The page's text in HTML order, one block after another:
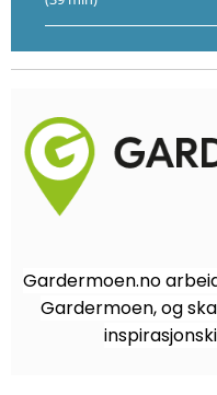
Gardermoen.no
Gardermoen, og